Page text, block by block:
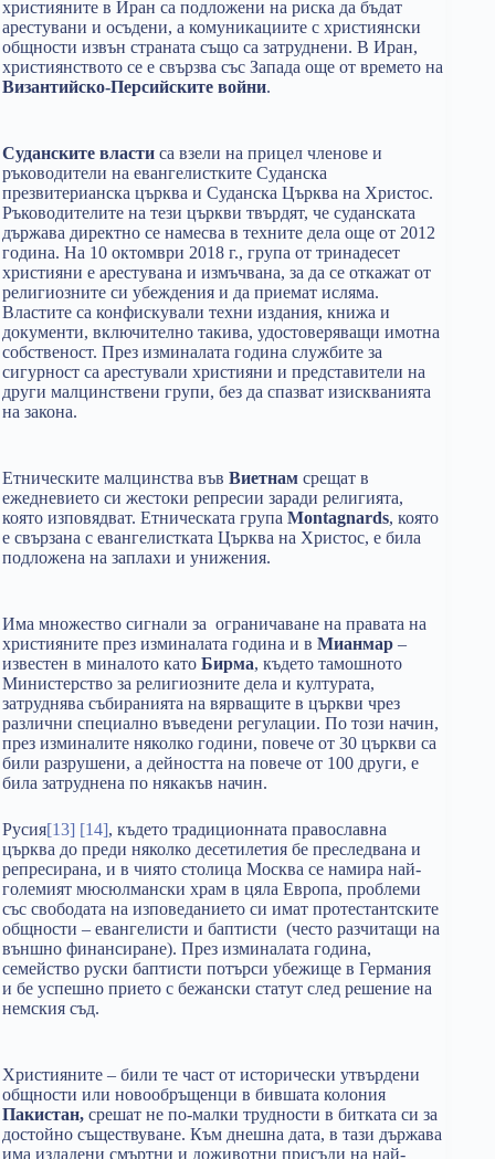
християните в Иран са подложени на риска да бъдат
арестувани и осъдени, а комуникациите с християнски
общности извън страната също са затруднени. В Иран,
християнството се е свързва със Запада още от времето на
Византийско-Персийските войни.
Суданските власти са взели на прицел членове и
ръководители на евангелистките Суданска
презвитерианска църква и Суданска Църква на Христос.
Ръководителите на тези църкви твърдят, че суданската
държава директно се намесва в техните дела още от 2012
година. На 10 октомври 2018 г., група от тринадесет
християни е арестувана и измъчвана, за да се откажат от
религиозните си убеждения и да приемат исляма.
Властите са конфискували техни издания, книжа и
документи, включително такива, удостоверяващи имотна
собственост. През изминалата година службите за
сигурност са арестували християни и представители на
други малцинствени групи, без да спазват изискванията
на закона.
Етническите малцинства във Виетнам срещат в
ежедневието си жестоки репресии заради религията,
която изповядват. Етническата група Montagnards, която
е свързана с евангелистката Църква на Христос, е била
подложена на заплахи и унижения.
Има множество сигнали за ограничаване на правата на
християните през изминалата година и в Мианмар –
известен в миналото като Бирма, където тамошното
Министерство за религиозните дела и културата,
затруднява събиранията на вярващите в църкви чрез
различни специално въведени регулации. По този начин,
през изминалите няколко години, повече от 30 църкви са
били разрушени, а дейността на повече от 100 други, е
била затруднена по някакъв начин.
Русия[13] [14], където традиционната православна
църква до преди няколко десетилетия бе преследвана и
репресирана, и в чиято столица Москва се намира най-
големият мюсюлмански храм в цяла Европа, проблеми
със свободата на изповеданието си имат протестантските
общности – евангелисти и баптисти (често разчитащи на
външно финансиране). През изминалата година,
семейство руски баптисти потърси убежище в Германия
и бе успешно прието с бежански статут след решение на
немския съд.
Християните – били те част от исторически утвърдени
общности или новообръщенци в бившата колония
Пакистан, срешат не по-малки трудности в битката си за
достойно съществуване. Към днешна дата, в тази държава
има издадени смъртни и доживотни присъди на най-